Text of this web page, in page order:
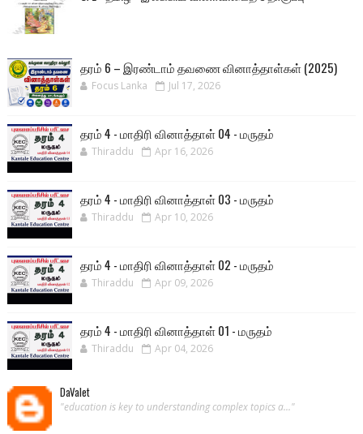
தரம் 6 – இரண்டாம் தவணை வினாத்தாள்கள் (2025)
Focus Lanka Jul 17, 2026
தரம் 4 - மாதிரி வினாத்தாள் 04 - மருதம்
Thiraddu Apr 16, 2026
தரம் 4 - மாதிரி வினாத்தாள் 03 - மருதம்
Thiraddu Apr 10, 2026
தரம் 4 - மாதிரி வினாத்தாள் 02 - மருதம்
Thiraddu Apr 09, 2026
தரம் 4 - மாதிரி வினாத்தாள் 01 - மருதம்
Thiraddu Apr 04, 2026
DaValet
"education is key to understanding complex topics a..."